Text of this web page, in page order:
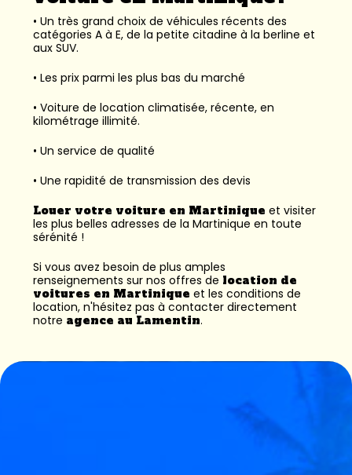
• Un très grand choix de véhicules récents des
catégories A à E, de la petite citadine à la berline et
aux SUV.
• Les prix parmi les plus bas du marché
• Voiture de location climatisée, récente, en
kilométrage illimité.
• Un service de qualité
• Une rapidité de transmission des devis
Louer votre voiture en Martinique et visiter
les plus belles adresses de la Martinique en toute
sérénité !
Si vous avez besoin de plus amples
renseignements sur nos offres de location de
voitures en Martinique et les conditions de
location, n'hésitez pas à contacter directement
notre agence au Lamentin.